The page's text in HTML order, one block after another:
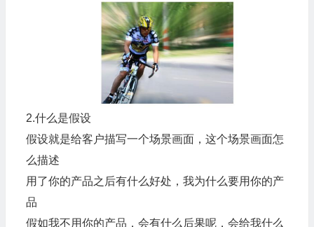
2.什么是假设
假设就是给客户描写一个场景画面，这个场景画面怎
么描述
用了你的产品之后有什么好处，我为什么要用你的产
品
假如我不用你的产品，会有什么后果呢，会给我什么